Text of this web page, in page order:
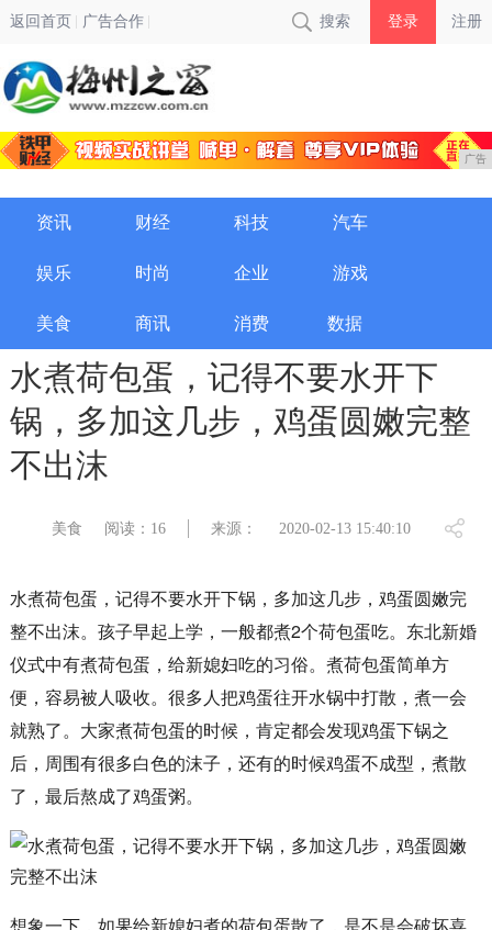
返回首页 广告合作 搜索 登录 注册
广告
资讯 财经 科技 汽车
娱乐 时尚 企业 游戏
美食 商讯 消费 数据
水煮荷包蛋，记得不要水开下
锅，多加这几步，鸡蛋圆嫩完整
不出沫
美食 阅读：16 来源： 2020-02-13 15:40:10
水煮荷包蛋，记得不要水开下锅，多加这几步，鸡蛋圆嫩完
整不出沫。孩子早起上学，一般都煮2个荷包蛋吃。东北新婚
仪式中有煮荷包蛋，给新媳妇吃的习俗。煮荷包蛋简单方
便，容易被人吸收。很多人把鸡蛋往开水锅中打散，煮一会
就熟了。大家煮荷包蛋的时候，肯定都会发现鸡蛋下锅之
后，周围有很多白色的沫子，还有的时候鸡蛋不成型，煮散
了，最后熬成了鸡蛋粥。